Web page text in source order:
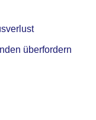
überfordern